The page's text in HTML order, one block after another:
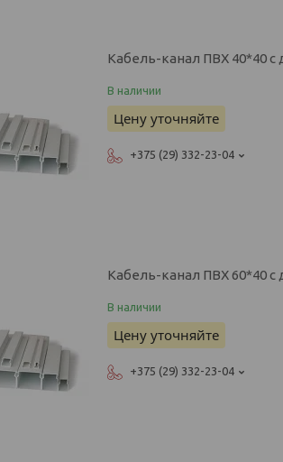
Кабель-канал ПВХ 40*40
В наличии
Цену уточняйте
+375 (29) 332-23-04
Кабель-канал ПВХ 60*40
В наличии
Цену уточняйте
+375 (29) 332-23-04